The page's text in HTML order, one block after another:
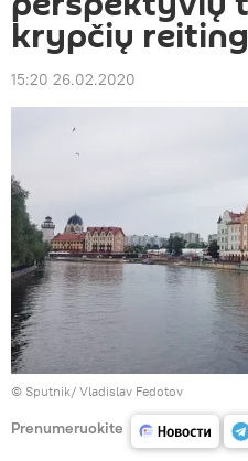
krypčių
15:20 26.02.2020
© Sputnik/ Vladislav Fedotov
Prenumeruokite